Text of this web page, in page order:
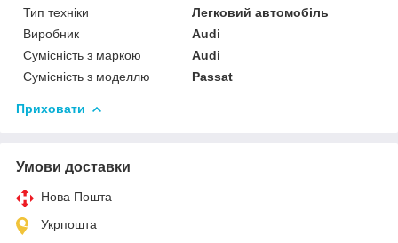
Тип техніки
Легковий автомобіль
Виробник
Audi
Сумісність з маркою
Audi
Сумісність з моделлю
Passat
Приховати
Умови доставки
Нова Пошта
Укрпошта